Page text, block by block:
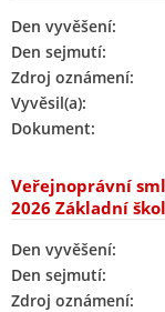
Den vyvěšení:
Den sejmutí:
Zdroj oznámení:
Vyvěsil(a):
Dokument:
Veřejnoprávní
2026 Základní
Den vyvěšení:
Den sejmutí:
Zdroj oznámení: